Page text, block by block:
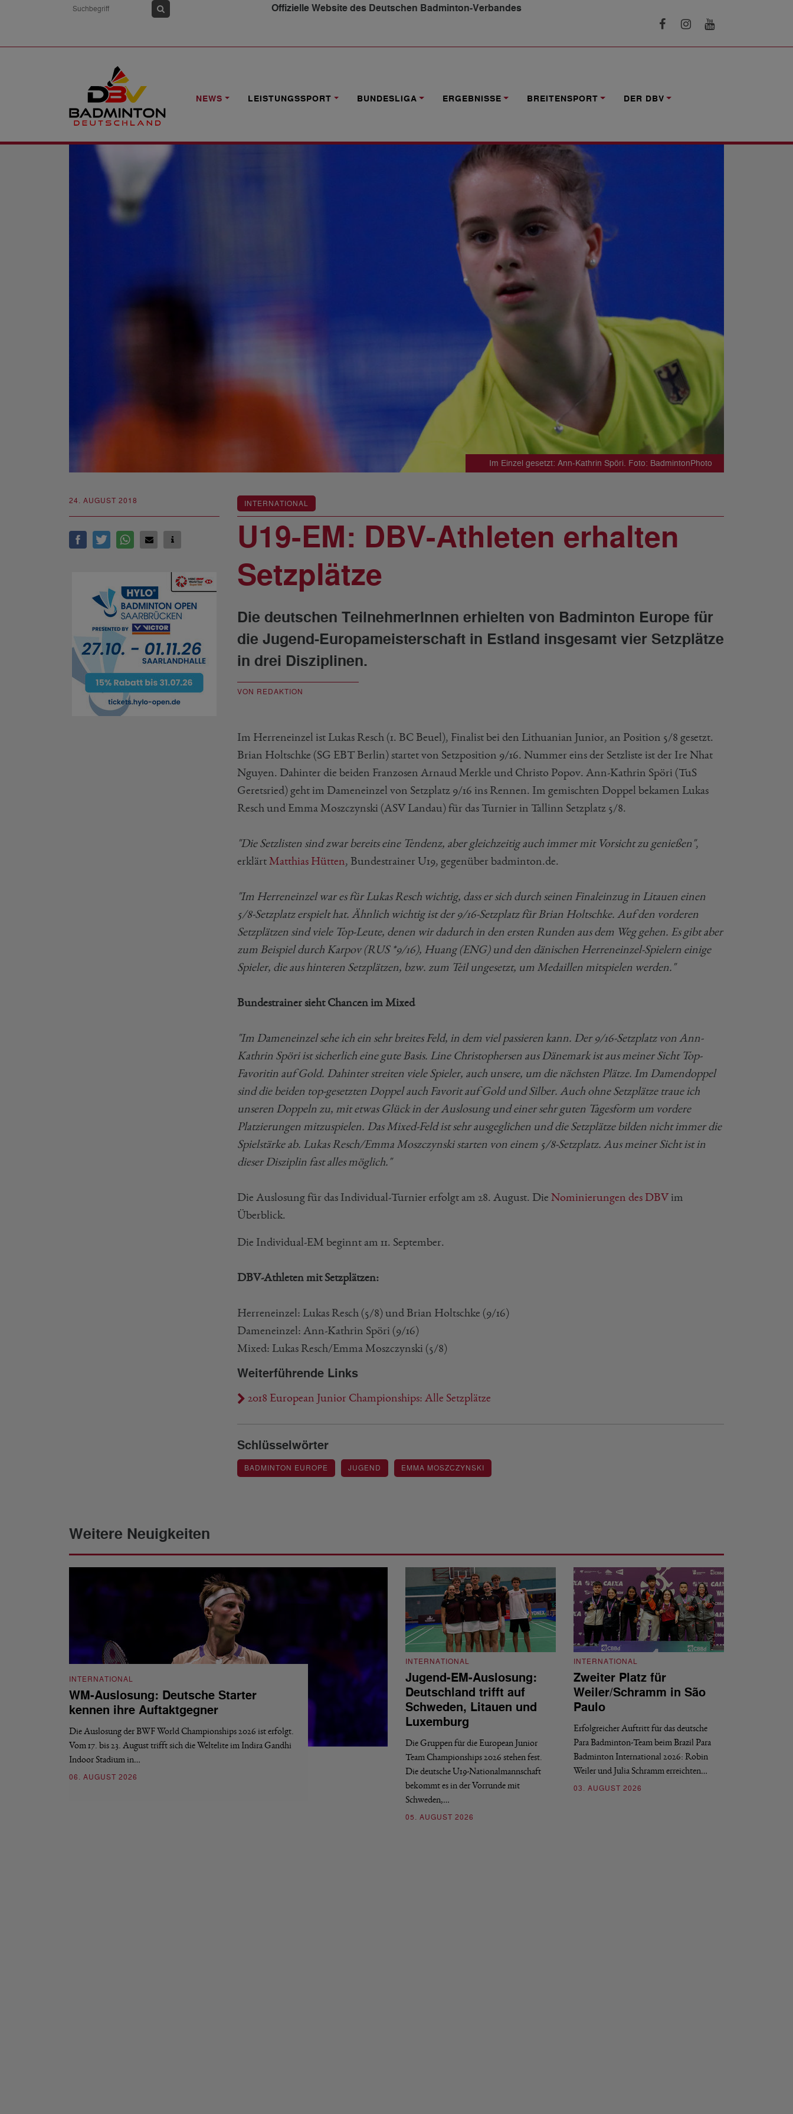
Offizielle Website des Deutschen Badminton-Verbandes
NEWS LEISTUNGSSPORT BUNDESLIGA ERGEBNISSE BREITENSPORT DER DBV
NEWS
Im Einzel gesetzt: Ann-Kathrin Spöri. Foto: BadmintonPhoto
24. AUGUST 2018 INTERNATIONAL
U19-EM: DBV-Athleten erhalten
Setzplätze
Die deutschen TeilnehmerInnen erhielten von Badminton Europe für
die Jugend-Europameisterschaft in Estland insgesamt vier Setzplätze
in drei Disziplinen.
VON REDAKTION
Im Herreneinzel ist Lukas Resch (1. BC Beuel), Finalist bei den Lithuanian Junior, an Position 5/8 gesetzt.
Brian Holtschke (SG EBT Berlin) startet von Setzposition 9/16. Nummer eins der Setzliste ist der Ire Nhat
Nguyen. Dahinter die beiden Franzosen Arnaud Merkle und Christo Popov. Ann-Kathrin Spöri (TuS
Geretsried) geht im Dameneinzel von Setzplatz 9/16 ins Rennen. Im gemischten Doppel bekamen Lukas
Resch und Emma Moszczynski (ASV Landau) für das Turnier in Tallinn Setzplatz 5/8.
"Die Setzlisten sind zwar bereits eine Tendenz, aber gleichzeitig auch immer mit Vorsicht zu genießen",
erklärt Matthias Hütten, Bundestrainer U19, gegenüber badminton.de.
"Im Herreneinzel war es für Lukas Resch wichtig, dass er sich durch seinen Finaleinzug in Litauen einen
5/8-Setzplatz erspielt hat. Ähnlich wichtig ist der 9/16-Setzplatz für Brian Holtschke. Auf den vorderen
Setzplätzen sind viele Top-Leute, denen wir dadurch in den ersten Runden aus dem Weg gehen. Es gibt aber
zum Beispiel durch Karpov (RUS *9/16), Huang (ENG) und den dänischen Herreneinzel-Spielern einige
Spieler, die aus hinteren Setzplätzen, bzw. zum Teil ungesetzt, um Medaillen mitspielen werden."
Bundestrainer sieht Chancen im Mixed
"Im Dameneinzel sehe ich ein sehr breites Feld, in dem viel passieren kann. Der 9/16-Setzplatz von Ann-
Kathrin Spöri ist sicherlich eine gute Basis. Line Christophersen aus Dänemark ist aus meiner Sicht Top-
Favoritin auf Gold. Dahinter streiten viele Spieler, auch unsere, um die nächsten Plätze. Im Damendoppel
sind die beiden top-gesetzten Doppel auch Favorit auf Gold und Silber. Auch ohne Setzplätze traue ich
unseren Doppeln zu, mit etwas Glück in der Auslosung und einer sehr guten Tagesform um vordere
Platzierungen mitzuspielen. Das Mixed-Feld ist sehr ausgeglichen und die Setzplätze bilden nicht immer die
Spielstärke ab. Lukas Resch/Emma Moszczynski starten von einem 5/8-Setzplatz. Aus meiner Sicht ist in
dieser Disziplin fast alles möglich."
Die Auslosung für das Individual-Turnier erfolgt am 28. August. Die Nominierungen des DBVim
Überblick.
Die Individual-EM beginnt am 11. September.
DBV-Athleten mit Setzplätzen:
Herreneinzel: Lukas Resch (5/8) und Brian Holtschke (9/16)
Dameneinzel: Ann-Kathrin Spöri (9/16)
Mixed: Lukas Resch/Emma Moszczynski (5/8)
Weiterführende Links
2018 European Junior Championships: Alle Setzplätze
Schlüsselwörter
BADMINTON EUROPE JUGEND EMMA MOSZCZYNSKI
Weitere Neuigkeiten
INTERNATIONAL
WM-Auslosung: Deutsche Starter
kennen ihre Auftaktgegner
Die Auslosung der BWF World Championships 2026 ist erfolgt.
Vom 17. bis 23. August trifft sich die Weltelite im Indira Gandhi
Indoor Stadium in…
06. AUGUST 2026
INTERNATIONAL
Jugend-EM-Auslosung:
Deutschland trifft auf
Schweden, Litauen und
Luxemburg
Die Gruppen für die European Junior
Team Championships 2026 stehen fest.
Die deutsche U19-Nationalmannschaft
bekommt es in der Vorrunde mit
Schweden,…
05. AUGUST 2026
INTERNATIONAL
Zweiter Platz für
Weiler/Schramm in São
Paulo
Erfolgreicher Auftritt für das deutsche
Para Badminton-Team beim Brazil Para
Badminton International 2026: Robin
Weiler und Julia Schramm erreichten…
03. AUGUST 2026